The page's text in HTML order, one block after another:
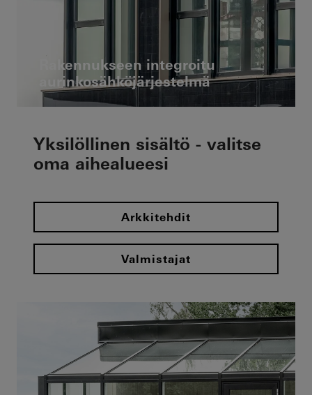
Rakennukseen integroitu
aurinkosähköjärjestelmä
Yksilöllinen sisältö - valitse
oma aihealueesi
Arkkitehdit
Valmistajat